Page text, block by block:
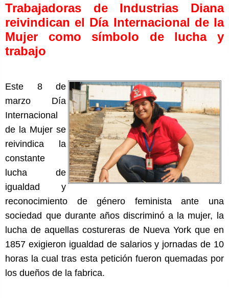
Trabajadoras de Industrias Diana
reivindican el Día Internacional de la
Mujer como símbolo de lucha y
trabajo
Este 8 de
marzo Día
Internacional
de la Mujer se
reivindica la
constante
lucha de
igualdad y
reconocimiento de género feminista ante una
sociedad que durante años discriminó a la mujer, la
lucha de aquellas costureras de Nueva York que en
1857 exigieron igualdad de salarios y jornadas de 10
horas la cual tras esta petición fueron quemadas por
los dueños de la fabrica.